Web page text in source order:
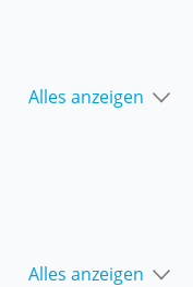
Alles anzeigen
Alles anzeigen